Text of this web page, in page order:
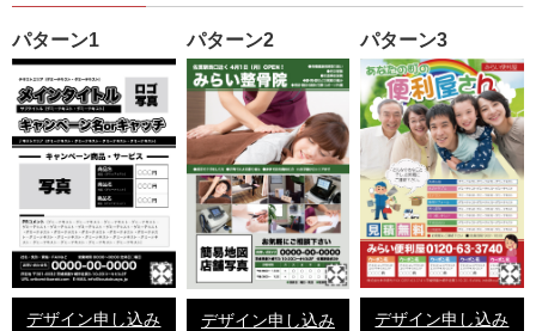
パターン1
デザイン申し込み
パターン2
デザイン申し込み
パターン3
デザイン申し込み